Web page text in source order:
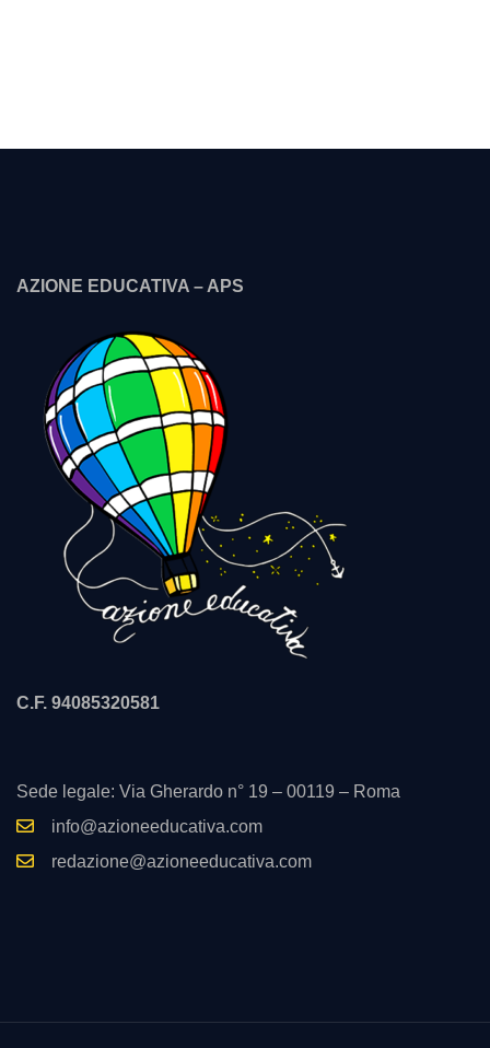
AZIONE EDUCATIVA – APS
C.F. 94085320581
Sede legale: Via Gherardo n° 19 – 00119 – Roma
info@azioneeducativa.com
redazione@azioneeducativa.com